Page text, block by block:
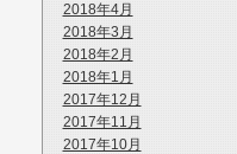
2018年4月
2018年3月
2018年2月
2018年1月
2017年12月
2017年11月
2017年10月